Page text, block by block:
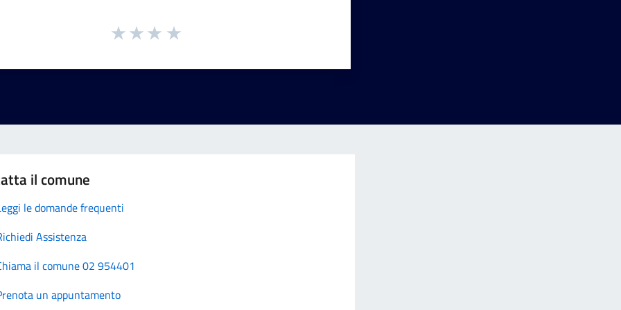
il comune
le domande frequenti
Assistenza
il comune 02 954401
un appuntamento